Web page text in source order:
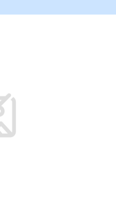
2025)
počasie v
vyžiada